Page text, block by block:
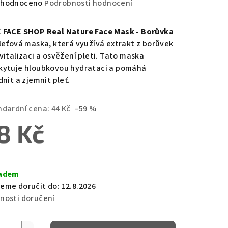
Podrobnosti hodnocení
FACE SHOP Real Nature Face Mask - Borůvka
maska, která využívá extrakt z borůvek
a osvěžení pleti. Tato maska
hloubkovou hydrataci a pomáhá
a zjemnit pleť.
cena: 44 Kč –59 %
Kč
doručit do: 12.8.2026
doručení